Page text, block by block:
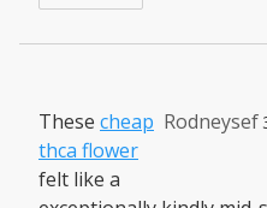
Rodneysef
These cheap
thca flower
felt like a